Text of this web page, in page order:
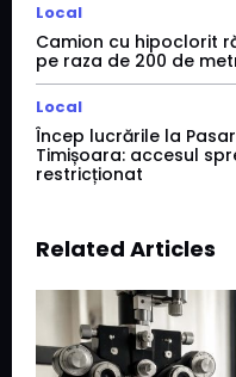
Local
Camion cu hipoclorit
pe raza de 200 de
Local
Încep lucrările la
Timișoara: accesul
restricționat
Related Articles